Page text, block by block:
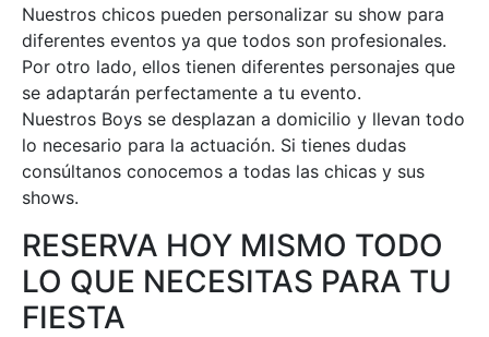
Nuestros chicos pueden personalizar su show para
diferentes eventos ya que todos son profesionales.
Por otro lado, ellos tienen diferentes personajes que
se adaptarán perfectamente a tu evento.
Nuestros Boys se desplazan a domicilio y llevan todo
lo necesario para la actuación. Si tienes dudas
consúltanos conocemos a todas las chicas y sus
shows.
RESERVA HOY MISMO TODO
LO QUE NECESITAS PARA TU
FIESTA